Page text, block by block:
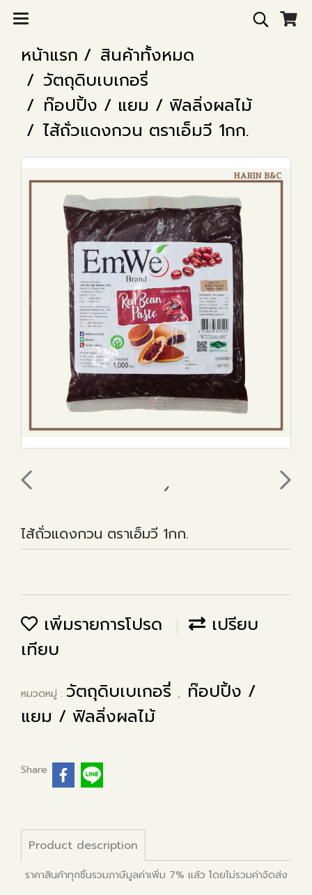
หน้าแรก
สินค้าทั้งหมด
วัตถุดิบเบเกอรี่
ท๊อปปิ้ง / แยม / ฟิลลิ่งผลไม้
ไส้ถั่วแดงกวน ตราเอ็มวี 1กก.
ไส้ถั่วแดงกวน ตราเอ็มวี 1กก.
เพิ่มรายการโปรด
เปรียบ
เทียบ
หมวดหมู่ : วัตถุดิบเบเกอรี่ ,
ท๊อปปิ้ง /
แยม / ฟิลลิ่งผลไม้
Share
Product description
ราคาสินค้าทุกชิ้นรวมภาษีมูลค่าเพิ่ม 7% แล้ว โดยไม่รวมค่าจัดส่ง